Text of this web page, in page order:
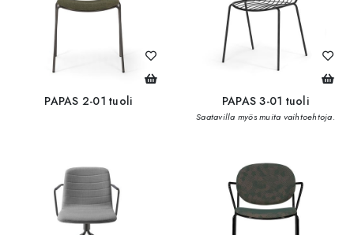
PAPAS 2-01 tuoli PAPAS 3-01 tuoli
Saatavilla myös muita vaihtoehtoja.